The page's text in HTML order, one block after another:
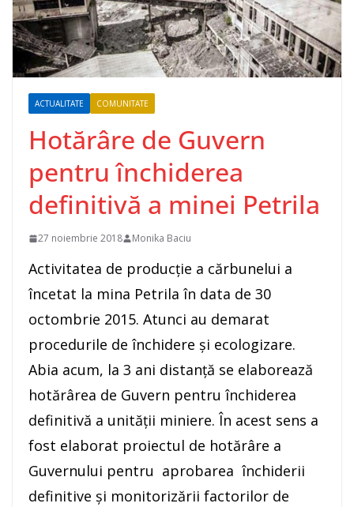
ACTUALITATE COMUNITATE
Hotărâre de Guvern
pentru închiderea
definitivă a minei Petrila
27 noiembrie 2018 Monika Baciu
Activitatea de producție a cărbunelui a
încetat la mina Petrila în data de 30
octombrie 2015. Atunci au demarat
procedurile de închidere și ecologizare.
Abia acum, la 3 ani distanță se elaborează
hotărârea de Guvern pentru închiderea
definitivă a unității miniere. În acest sens a
fost elaborat proiectul de hotărâre a
Guvernului pentru aprobarea închiderii
definitive şi monitorizării factorilor de